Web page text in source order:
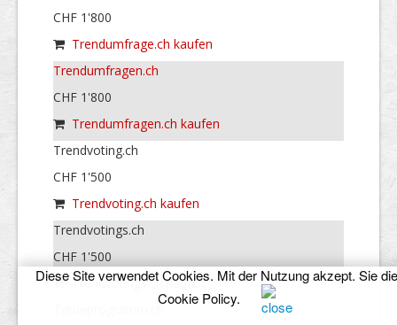
CHF 1'800
Trendumfrage.ch kaufen
Trendumfragen.ch
CHF 1'800
Trendumfragen.ch kaufen
Trendvoting.ch
CHF 1'500
Trendvoting.ch kaufen
Trendvotings.ch
CHF 1'500
Trendvotings.ch kaufen
Treueprogramm.ch
Diese Site verwendet Cookies. Mit der Nutzung akzept. Sie die
Cookie Policy.